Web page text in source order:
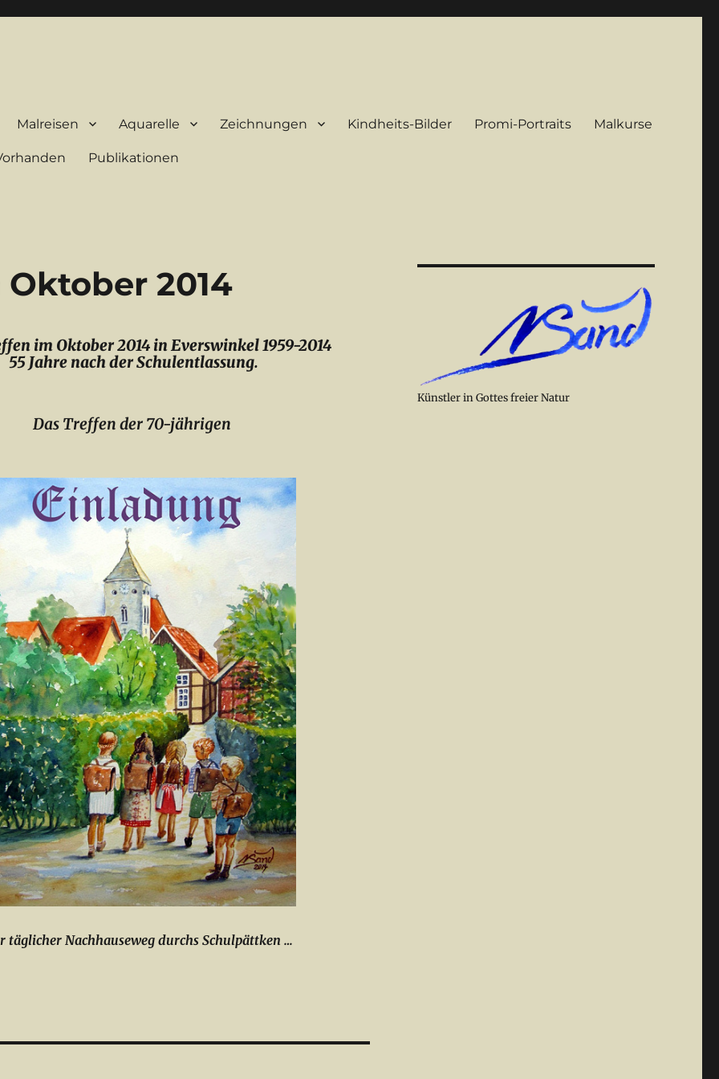
Malreisen Aquarelle Zeichnungen Kindheits-Bilder Promi-Portraits Malkurse
Publikationen
2014
im Oktober 2014 in Everswinkel 1959-2014
55 Jahre nach der Schulentlassung.
Das Treffen der 70-jährigen
täglicher Nachhauseweg durchs Schulpättken …
Künstler in Gottes freier Natur